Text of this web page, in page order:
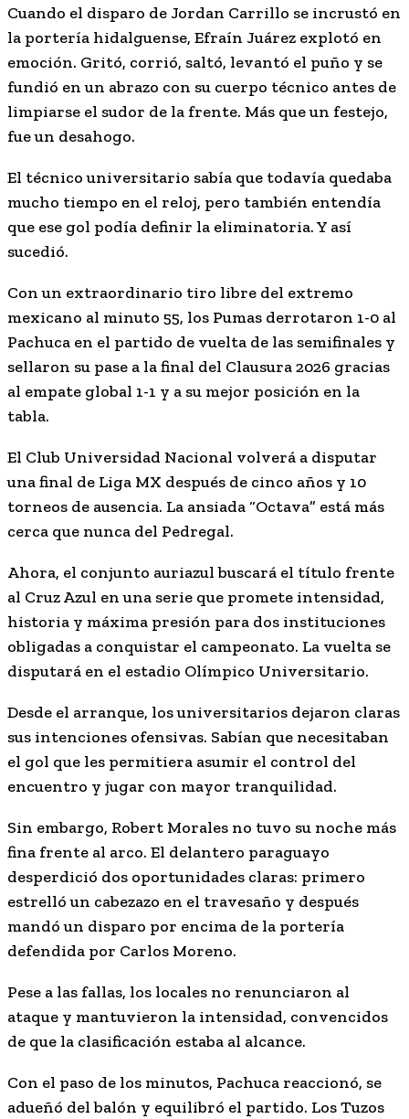
Cuando el disparo de Jordan Carrillo se incrustó en
la portería hidalguense, Efraín Juárez explotó en
emoción. Gritó, corrió, saltó, levantó el puño y se
fundió en un abrazo con su cuerpo técnico antes de
limpiarse el sudor de la frente. Más que un festejo,
fue un desahogo.
El técnico universitario sabía que todavía quedaba
mucho tiempo en el reloj, pero también entendía
que ese gol podía definir la eliminatoria. Y así
sucedió.
Con un extraordinario tiro libre del extremo
mexicano al minuto 55, los Pumas derrotaron 1-0 al
Pachuca en el partido de vuelta de las semifinales y
sellaron su pase a la final del Clausura 2026 gracias
al empate global 1-1 y a su mejor posición en la
tabla.
El Club Universidad Nacional volverá a disputar
una final de Liga MX después de cinco años y 10
torneos de ausencia. La ansiada “Octava” está más
cerca que nunca del Pedregal.
Ahora, el conjunto auriazul buscará el título frente
al Cruz Azul en una serie que promete intensidad,
historia y máxima presión para dos instituciones
obligadas a conquistar el campeonato. La vuelta se
disputará en el estadio Olímpico Universitario.
Desde el arranque, los universitarios dejaron claras
sus intenciones ofensivas. Sabían que necesitaban
el gol que les permitiera asumir el control del
encuentro y jugar con mayor tranquilidad.
Sin embargo, Robert Morales no tuvo su noche más
fina frente al arco. El delantero paraguayo
desperdició dos oportunidades claras: primero
estrelló un cabezazo en el travesaño y después
mandó un disparo por encima de la portería
defendida por Carlos Moreno.
Pese a las fallas, los locales no renunciaron al
ataque y mantuvieron la intensidad, convencidos
de que la clasificación estaba al alcance.
Con el paso de los minutos, Pachuca reaccionó, se
adueñó del balón y equilibró el partido. Los Tuzos